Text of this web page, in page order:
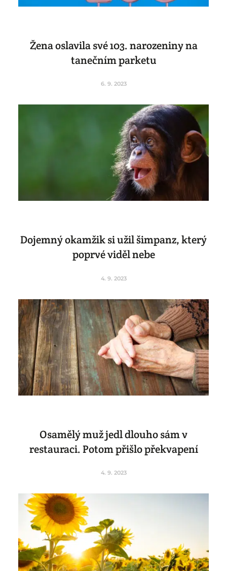
Žena oslavila své 103. narozeniny na
tanečním parketu
6. 9. 2023
Dojemný okamžik si užil šimpanz, který
poprvé viděl nebe
4. 9. 2023
Osamělý muž jedl dlouho sám v
restauraci. Potom přišlo překvapení
4. 9. 2023